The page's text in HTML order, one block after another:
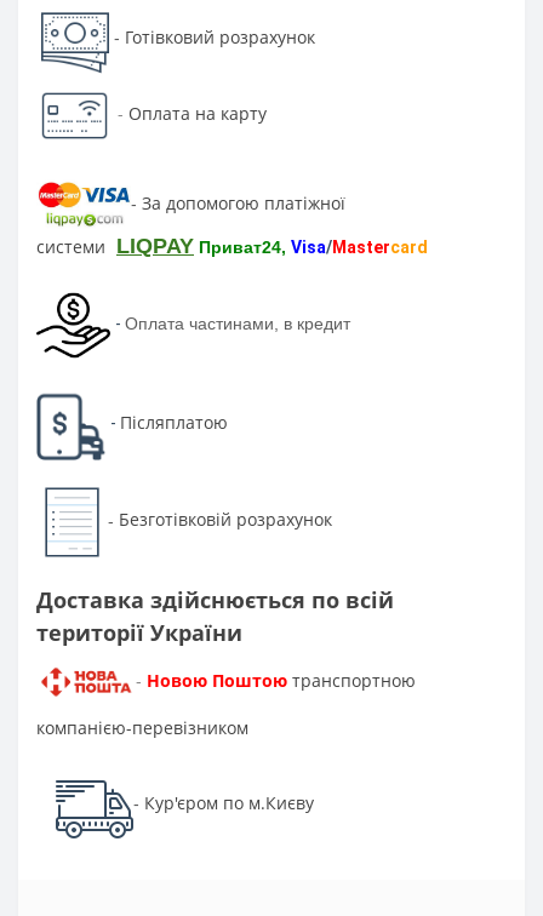
- Готівковий розрахунок
- Оплата на карту
- За допомогою платіжної
системи LIQPAY Приват24, Visa/Mastercard
- Оплата частинами, в кредит
- Післяплатою
- Безготівковій розрахунок
Доставка здійснюється по всій
території України
- Новою Поштою транспортною
компанією-перевізником
- Кур'єром по м.Києву